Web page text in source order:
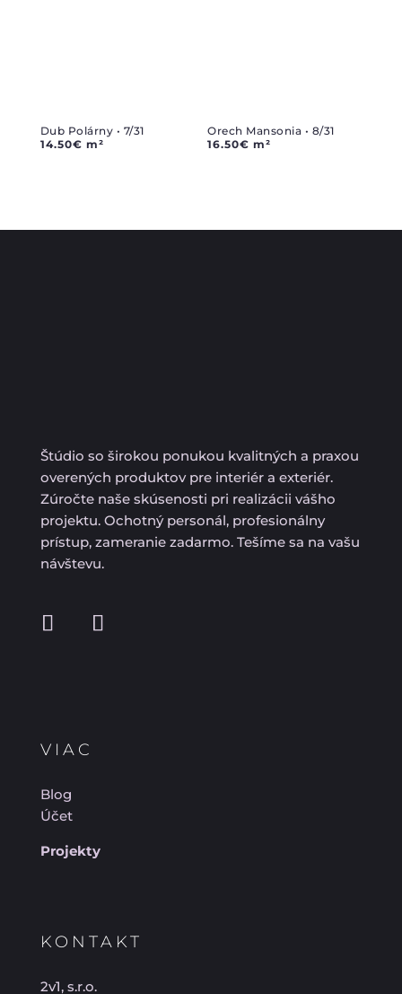
Dub Polárny • 7/31
14.50€ m²
Orech Mansonia • 8/31
16.50€ m²
Štúdio so širokou ponukou kvalitných a praxou
overených produktov pre interiér a exteriér.
Zúročte naše skúsenosti pri realizácii vášho
projektu. Ochotný personál, profesionálny
prístup, zameranie zadarmo. Tešíme sa na vašu
návštevu.
VIAC
Blog
Účet
Projekty
KONTAKT
2v1, s.r.o.